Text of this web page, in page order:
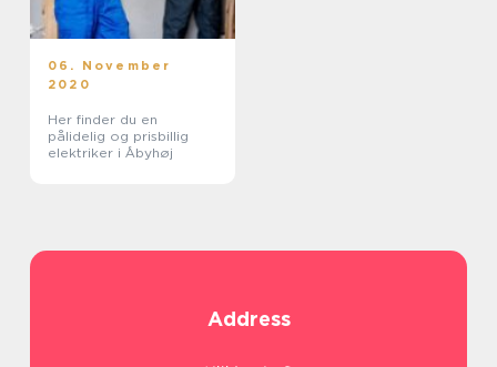
06. November
2020
Her finder du en
pålidelig og prisbillig
elektriker i Åbyhøj
Address